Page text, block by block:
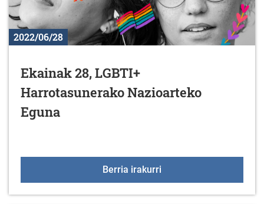
2022/06/28
Ekainak 28, LGBTI+
Harrotasunerako Nazioarteko
Eguna
Berria irakurri